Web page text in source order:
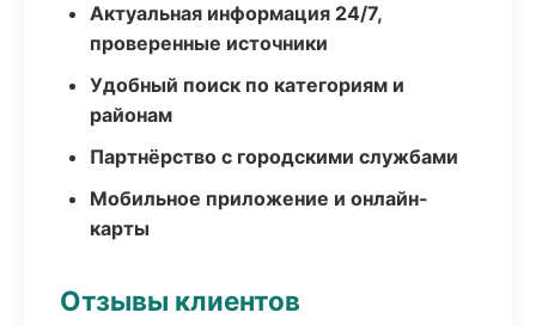
Актуальная информация 24/7,
проверенные источники
Удобный поиск по категориям и
районам
Партнёрство с городскими службами
Мобильное приложение и онлайн-
карты
Отзывы клиентов